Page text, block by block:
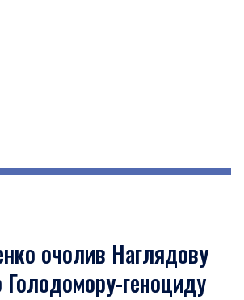
очолив Наглядову
геноциду